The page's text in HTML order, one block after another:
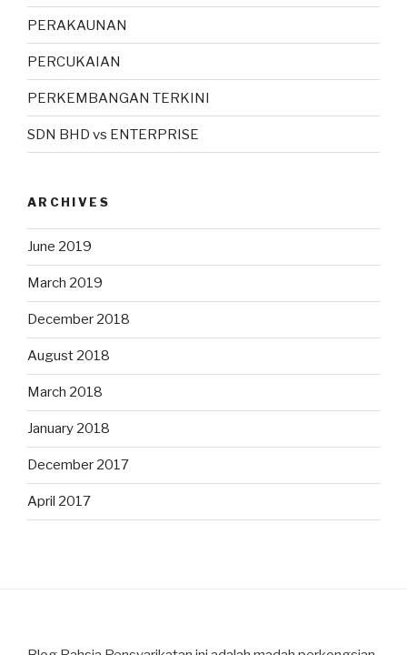
PERAKAUNAN
PERCUKAIAN
PERKEMBANGAN TERKINI
SDN BHD vs ENTERPRISE
ARCHIVES
June 2019
March 2019
December 2018
August 2018
March 2018
January 2018
December 2017
April 2017